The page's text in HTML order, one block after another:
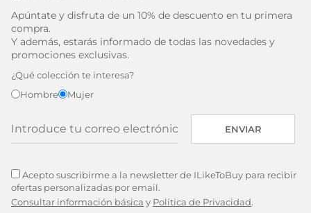
Apúntate y disfruta de un 10% de descuento en tu primera
compra.
Y además, estarás informado de todas las novedades y
promociones exclusivas.
¿Qué colección te interesa?
Hombre
Mujer
ENVIAR
Acepto suscribirme a la newsletter de ILikeToBuy para recibir
ofertas personalizadas por email.
Consultar información básica y Política de Privacidad.